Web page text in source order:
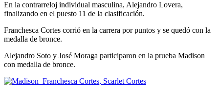
En la contrarreloj individual masculina, Alejandro Lovera,
finalizando en el puesto 11 de la clasificación.
Franchesca Cortes corrió en la carrera por puntos y se quedó con la
medalla de bronce.
Alejandro Soto y José Moraga participaron en la prueba Madison
con medalla de bronce.